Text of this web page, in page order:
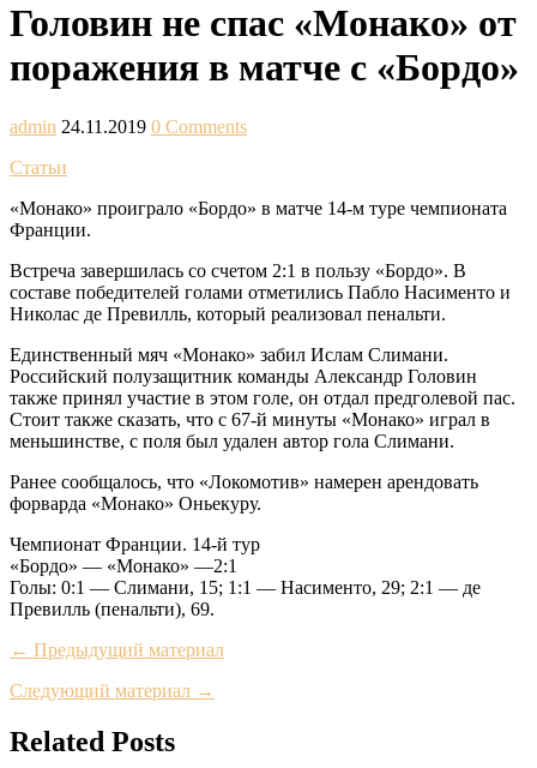
Головин не спас «Монако» от
поражения в матче с «Бордо»
admin 24.11.2019 0 Comments
Статьи
«Монако» проиграло «Бордо» в матче 14-м туре чемпионата
Франции.
Встреча завершилась со счетом 2:1 в пользу «Бордо». В
составе победителей голами отметились Пабло Насименто и
Николас де Превилль, который реализовал пенальти.
Единственный мяч «Монако» забил Ислам Слимани.
Российский полузащитник команды Александр Головин
также принял участие в этом голе, он отдал предголевой пас.
Стоит также сказать, что с 67-й минуты «Монако» играл в
меньшинстве, с поля был удален автор гола Слимани.
Ранее сообщалось, что «Локомотив» намерен арендовать
форварда «Монако» Оньекуру.
Чемпионат Франции. 14-й тур
«Бордо» — «Монако» —2:1
Голы: 0:1 — Слимани, 15; 1:1 — Насименто, 29; 2:1 — де
Превилль (пенальти), 69.
← Предыдущий материал
Следующий материал →
Related Posts